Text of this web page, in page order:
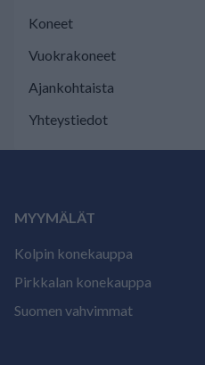
Koneet
Vuokrakoneet
Ajankohtaista
Yhteystiedot
MYYMÄLÄT
Kolpin konekauppa
Pirkkalan konekauppa
Suomen vahvimmat